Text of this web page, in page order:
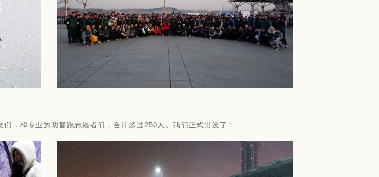
，和专业的助盲跑志愿者们，合计超过250人。我们正式出发了！